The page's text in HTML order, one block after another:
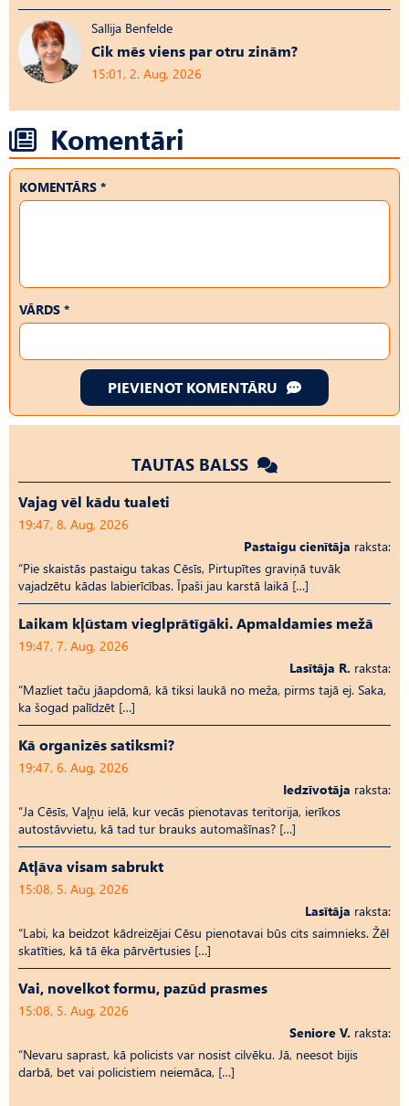
Sallija Benfelde
Cik mēs viens par otru zinām?
15:01, 2. Aug, 2026
Komentāri
KOMENTĀRS *
VĀRDS *
PIEVIENOT KOMENTĀRU
TAUTAS BALSS
Vajag vēl kādu tualeti
19:47, 8. Aug, 2026
Pastaigu cienītāja raksta:
“Pie skaistās pastaigu takas Cēsīs, Pirtupītes graviņā tuvāk
vajadzētu kādas labierīcības. Īpaši jau karstā laikā […]
Laikam kļūstam vieglprātīgāki. Apmaldamies mežā
19:47, 7. Aug, 2026
Lasītāja R. raksta:
“Mazliet taču jāapdomā, kā tiksi laukā no meža, pirms tajā ej. Saka,
ka šogad palīdzēt […]
Kā organizēs satiksmi?
19:47, 6. Aug, 2026
Iedzīvotāja raksta:
“Ja Cēsīs, Vaļņu ielā, kur vecās pienotavas teritorija, ierīkos
autostāvvietu, kā tad tur brauks automašīnas? […]
Atļāva visam sabrukt
15:08, 5. Aug, 2026
Lasītāja raksta:
“Labi, ka beidzot kādreizējai Cēsu pienotavai būs cits saimnieks. Žēl
skatīties, kā tā ēka pārvērtusies […]
Vai, novelkot formu, pazūd prasmes
15:08, 5. Aug, 2026
Seniore V. raksta:
“Nevaru saprast, kā policists var nosist cilvēku. Jā, neesot bijis
darbā, bet vai policistiem neiemāca, […]